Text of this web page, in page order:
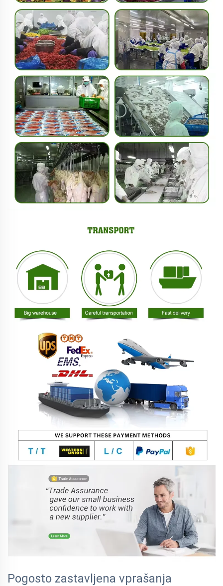
Pogosto zastavljena vprašanja